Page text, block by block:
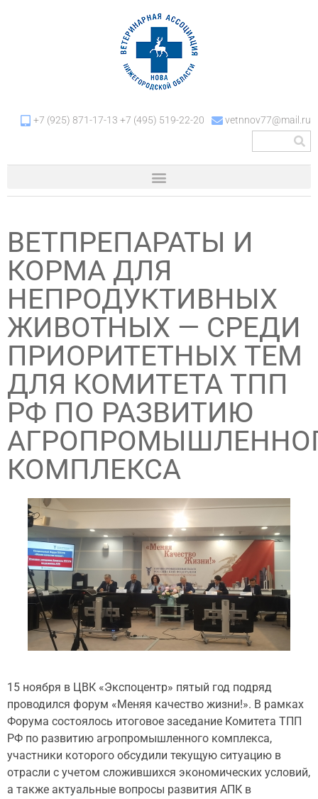
+7 (925) 871-17-13 +7 (495) 519-22-20 vetnnov77@mail.ru
ВЕТПРЕПАРАТЫ И
КОРМА ДЛЯ
НЕПРОДУКТИВНЫХ
ЖИВОТНЫХ — СРЕДИ
ПРИОРИТЕТНЫХ ТЕМ
ДЛЯ КОМИТЕТА ТПП
РФ ПО РАЗВИТИЮ
КОМПЛЕКСА
15 ноября в ЦВК «Экспоцентр» пятый год подряд
проводился форум «Меняя качество жизни!». В рамках
Форума состоялось итоговое заседание Комитета ТПП
РФ по развитию агропромышленного комплекса,
участники которого обсудили текущую ситуацию в
отрасли с учетом сложившихся экономических условий,
а также актуальные вопросы развития АПК в